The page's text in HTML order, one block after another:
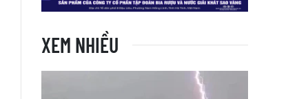
XEM NHIỀU